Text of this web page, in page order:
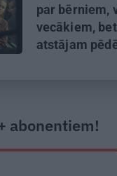
par bērniem,
vecākiem,
atstājam
abonentiem!